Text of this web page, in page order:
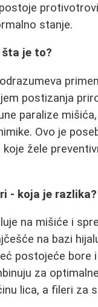
stanje.
šta je to?
postizanja
paralize
Ovo je
žele
- koja je razlika?
na mišiće i
na bazi
postojeće bore
za
lica, a fileri za